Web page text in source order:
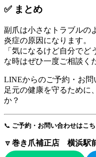
✅ まとめ
副爪は小さなトラブルの
炎症の原因になります。
「気になるけど自分で
な時はぜひ一度ご相談く
LINEからのご予約・お
足元の健康を守るために
か？
📞 ご予約・お問い合わせはこ
🔽 巻き爪補正店 横浜駅